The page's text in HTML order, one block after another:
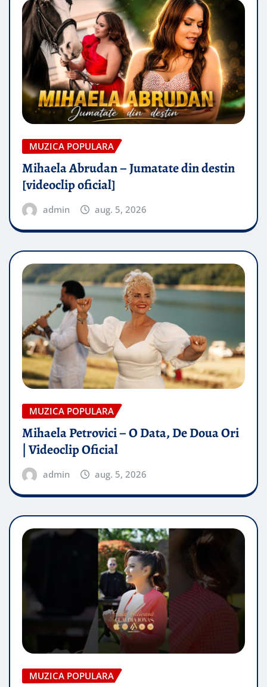
MUZICA POPULARA
Mihaela Abrudan – Jumatate din destin
[videoclip oficial]
admin aug. 5, 2026
MUZICA POPULARA
Mihaela Petrovici – O Data, De Doua Ori
| Videoclip Oficial
admin aug. 5, 2026
MUZICA POPULARA